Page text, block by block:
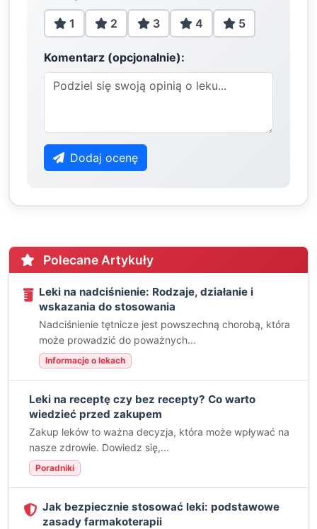
1 2 3 4 5
Komentarz (opcjonalnie):
Dodaj ocenę
Polecane Artykuły
Leki na nadciśnienie: Rodzaje, działanie i
wskazania do stosowania
Nadciśnienie tętnicze jest powszechną chorobą, która
może prowadzić do poważnych...
Informacje o lekach
Leki na receptę czy bez recepty? Co warto
wiedzieć przed zakupem
Zakup leków to ważna decyzja, która może wpływać na
nasze zdrowie. Dowiedz się,...
Poradniki
Jak bezpiecznie stosować leki: podstawowe
zasady farmakoterapii